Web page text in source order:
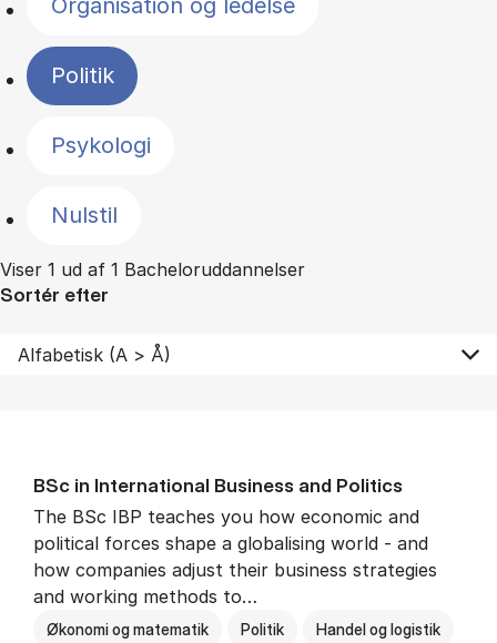
Organisation og ledelse
Politik
Psykologi
Nulstil
Viser 1 ud af 1 Bacheloruddannelser
Sortér efter
BSc in In­ter­na­tion­al Busi­ness and Polit­ics
The BSc IBP teaches you how economic and
political forces shape a globalising world - and
how companies adjust their business strategies
and working methods to…
Økonomi og matematik Politik Handel og logistik